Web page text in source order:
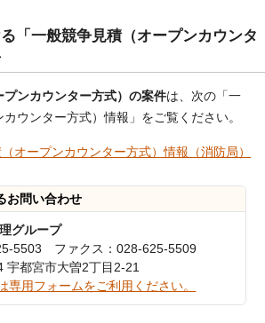
「一般競争見積（オープンカウンタ
ンカウンター方式）の案件は、次の「一
ウンター方式）情報」をご覧ください。
オープンカウンター方式）情報（消防局）
お問い合わせ
グループ
5503 ファクス：028-625-5509
宇都宮市大曽2丁目2-21
専用フォームをご利用ください。